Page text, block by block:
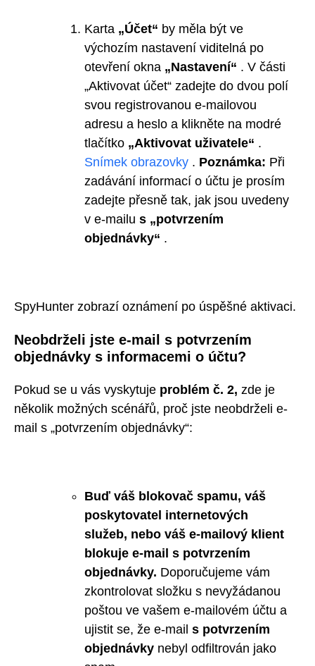
Karta „Účet“ by měla být ve
výchozím nastavení viditelná po
otevření okna „Nastavení“ . V části
„Aktivovat účet“ zadejte do dvou polí
svou registrovanou e-mailovou
adresu a heslo a klikněte na modré
tlačítko „Aktivovat uživatele“ .
Snímek obrazovky . Poznámka: Při
zadávání informací o účtu je prosím
zadejte přesně tak, jak jsou uvedeny
v e-mailu s „potvrzením
objednávky“ .
SpyHunter zobrazí oznámení po úspěšné aktivaci.
Neobdrželi jste e-mail s potvrzením
objednávky s informacemi o účtu?
Pokud se u vás vyskytuje problém č. 2, zde je
několik možných scénářů, proč jste neobdrželi e-
mail s „potvrzením objednávky“:
Buď váš blokovač spamu, váš
poskytovatel internetových
služeb, nebo váš e-mailový klient
blokuje e-mail s potvrzením
objednávky. Doporučujeme vám
zkontrolovat složku s nevyžádanou
poštou ve vašem e-mailovém účtu a
ujistit se, že e-mail s potvrzením
objednávky nebyl odfiltrován jako